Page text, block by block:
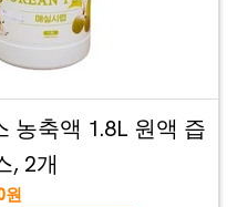
농축액 1.8L 원액 즙
, 2개
원